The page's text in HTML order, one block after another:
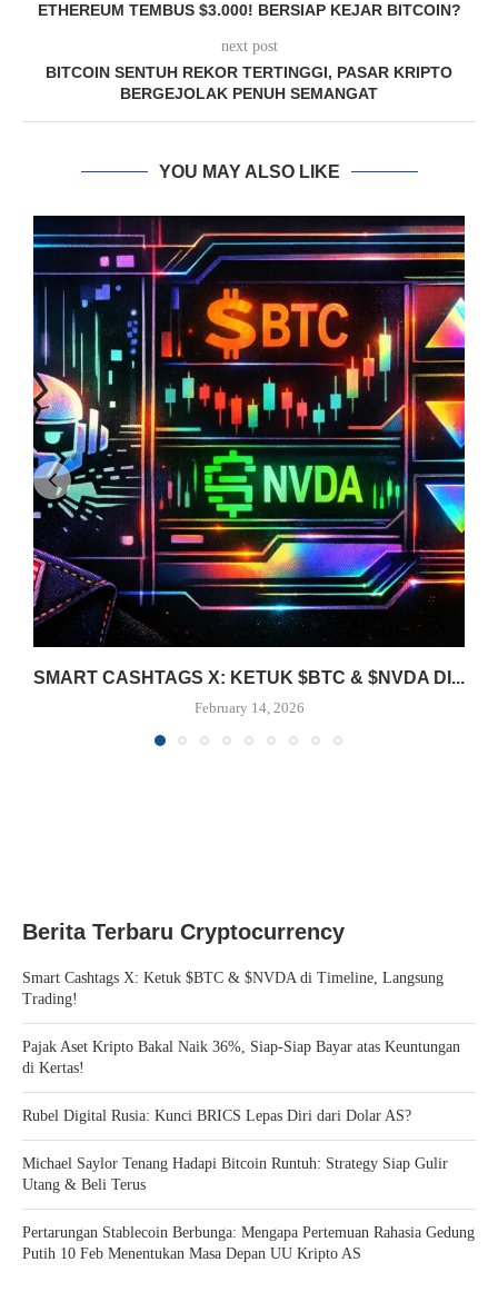
ETHEREUM TEMBUS $3.000! BERSIAP KEJAR BITCOIN?
next post
BITCOIN SENTUH REKOR TERTINGGI, PASAR KRIPTO
BERGEJOLAK PENUH SEMANGAT
YOU MAY ALSO LIKE
SMART CASHTAGS X: KETUK $BTC & $NVDA DI...
February 14, 2026
Berita Terbaru Cryptocurrency
Smart Cashtags X: Ketuk $BTC & $NVDA di Timeline, Langsung
Trading!
Pajak Aset Kripto Bakal Naik 36%, Siap-Siap Bayar atas Keuntungan
di Kertas!
Rubel Digital Rusia: Kunci BRICS Lepas Diri dari Dolar AS?
Michael Saylor Tenang Hadapi Bitcoin Runtuh: Strategy Siap Gulir
Utang & Beli Terus
Pertarungan Stablecoin Berbunga: Mengapa Pertemuan Rahasia Gedung
Putih 10 Feb Menentukan Masa Depan UU Kripto AS